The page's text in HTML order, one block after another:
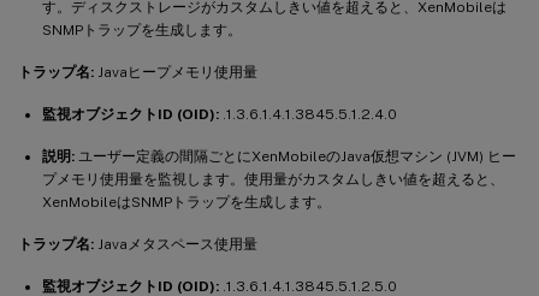
す。ディスクストレージがカスタムしきい値を超えると、XenMobileは
SNMPトラップを生成します。
トラップ名: Javaヒープメモリ使用量
監視オブジェクトID (OID): .1.3.6.1.4.1.3845.5.1.2.4.0
説明: ユーザー定義の間隔ごとにXenMobileのJava仮想マシン (JVM) ヒー
プメモリ使用量を監視します。使用量がカスタムしきい値を超えると、
XenMobileはSNMPトラップを生成します。
トラップ名: Javaメタスペース使用量
監視オブジェクトID (OID): .1.3.6.1.4.1.3845.5.1.2.5.0